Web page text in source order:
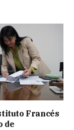
Francés
de